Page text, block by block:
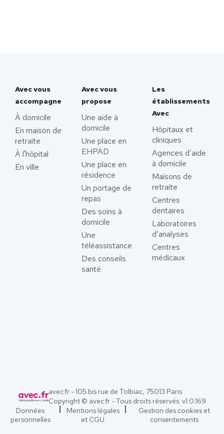
Avec vous
accompagne
À domicile
En maison de
retraite
À l'hôpital
En ville
Avec vous
propose
Une aide à
domicile
Une place en
EHPAD
Une place en
résidence
Un portage de
repas
Des soins à
domicile
Une
téléassistance
Des conseils
santé
Les
établissements
Avec
Hôpitaux et
cliniques
Agences d’aide
à domicile
Maisons de
retraite
Centres
dentaires
Laboratoires
d’analyses
Centres
médicaux
avec.fr - 105 bis rue de Tolbiac, 75013 Paris
Copyright © avec.fr - Tous droits réservés. v1.0.169
Données
personnelles
Mentions légales
et CGU
Gestion des cookies et
consentements